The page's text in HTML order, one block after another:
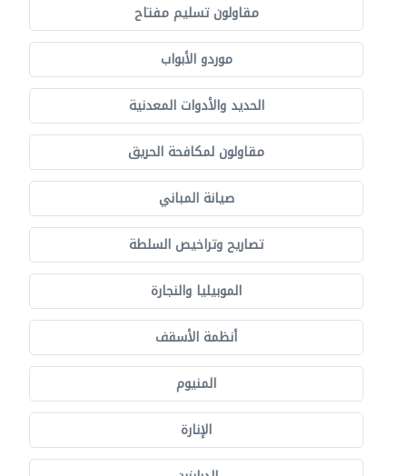
مقاولون تسليم مفتاح
موردو الأبواب
الحديد والأدوات المعدنية
مقاولون لمكافحة الحريق
صيانة المباني
تصاريح وتراخيص السلطة
الموبيليا والنجارة
أنظمة الأسقف
المنيوم
الإنارة